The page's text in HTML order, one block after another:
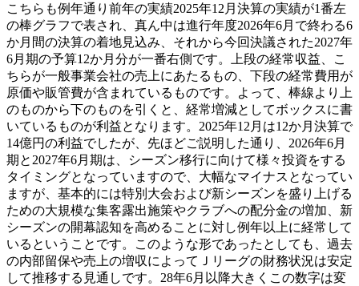
こちらも例年通り前年の実績2025年12月決算の実績が1番左
の棒グラフで表され、真ん中は進行年度2026年6月で終わる6
か月間の決算の着地見込み、それから今回決議された2027年
6月期の予算12か月分が一番右側です。上段の経常収益、こ
ちらが一般事業会社の売上にあたるもの、下段の経常費用が
原価や販管費が含まれているものです。よって、棒線より上
のものから下のものを引くと、経常増減としてボックスに書
いているものが利益となります。2025年12月は12か月決算で
14億円の利益でしたが、先ほどご説明した通り、2026年6月
期と2027年6月期は、シーズン移行に向けて様々投資をする
タイミングとなっていますので、大幅なマイナスとなってい
ますが、基本的には特別大会および新シーズンを盛り上げる
ための大規模な集客露出施策やクラブへの配分金の増加、新
シーズンの開幕認知を高めることに対し例年以上に経常して
いるということです。このような形であったとしても、過去
の内部留保や売上の増収によってＪリーグの財務状況は安定
して推移する見通しです。28年6月以降大きくこの数字は変